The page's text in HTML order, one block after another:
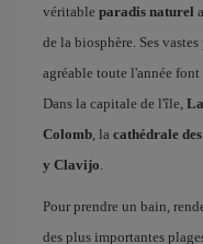
véritable paradis naturel
de la biosphère. Ses
agréable toute l'année
Dans la capitale de l'île,
Colomb, la cathédrale
y Clavijo.
Pour prendre un bain,
des plus importantes